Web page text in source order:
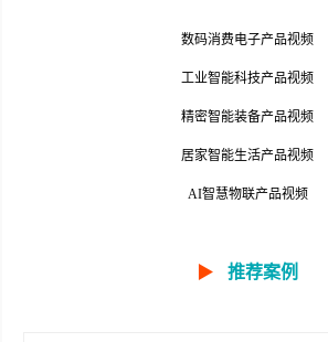
数码消费电子产品视频
工业智能科技产品视频
精密智能装备产品视频
居家智能生活产品视频
AI智慧物联产品视频
▶ 推荐案例